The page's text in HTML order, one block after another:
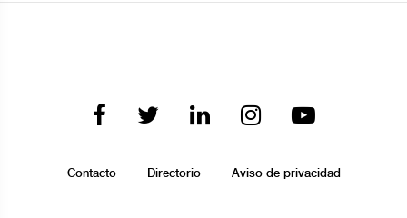
Contacto Directorio Aviso de privacidad